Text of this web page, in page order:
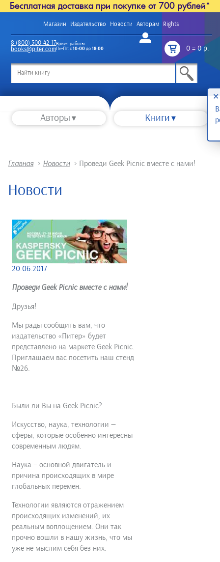
Бесплатная доставка при покупке от 700 рублей*
Магазин Издательство Новости Авторам Rights
Войти
0=0 р.
8 (800) 500-42-17
books@piter.com
Время работы:
Пн-Пт: с10:00до18:00
Авторы Книги
Главная > Новости > Проведи Geek Picnic вместе с нами!
Новости
20.06.2017
Проведи Geek Picnic вместе с нами!
Друзья!
Мы рады сообщить вам, что
издательство «Питер» будет
представлено на маркете Geek Picnic.
Приглашаем вас посетить наш стенд
№26.
Были ли Вы на Geek Picnic?
Искусство, наука, технологии —
сферы, которые особенно интересны
современным людям.
Наука – основной двигатель и
причина происходящих в мире
глобальных перемен.
Технологии являются отражением
происходящих изменений, их
реальным воплощением. Они так
прочно вошли в нашу жизнь, что мы
уже не мыслим себя без них.
✕